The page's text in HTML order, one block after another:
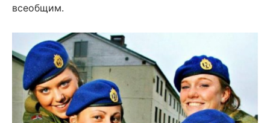
всеобщим.